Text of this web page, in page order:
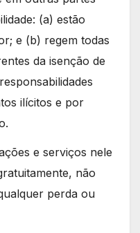
(a) estão
e (b) regem todas
da isenção de
ilícitos e por
e serviços nele
não
perda ou